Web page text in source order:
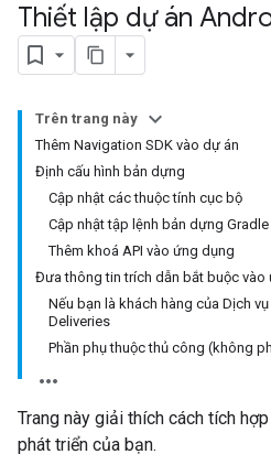
Thiết lập dự án
Trên trang này
Thêm Navigation SDK vào dự án
Định cấu hình bản dựng
Cập nhật các thuộc tính cục bộ
Cập nhật tập lệnh bản dựng Gradle
Thêm khoá API vào ứng dụng
Đưa thông tin trích dẫn bắt buộc vào
Nếu bạn là khách hàng của Dịch
Deliveries
Phần phụ thuộc thủ công (không
Trang này giải thích cách tích
phát triển của bạn.